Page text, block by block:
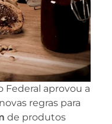
Federal aprovou a
regras para
de produtos